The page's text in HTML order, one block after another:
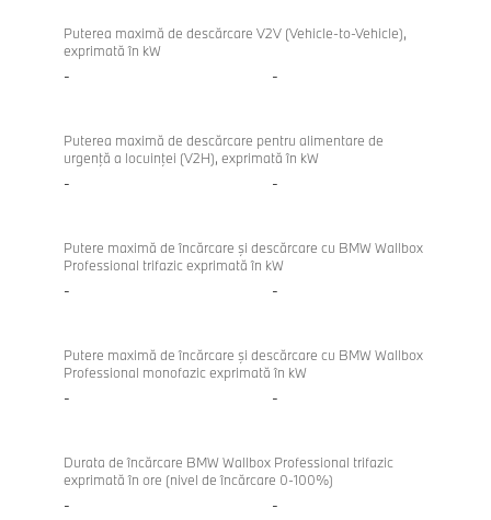
Puterea maximă de descărcare V2V (Vehicle-to-Vehicle),
exprimată în kW
- -
Puterea maximă de descărcare pentru alimentare de
urgenţă a locuinţei (V2H), exprimată în kW
- -
Putere maximă de încărcare şi descărcare cu BMW Wallbox
Professional trifazic exprimată în kW
- -
Putere maximă de încărcare şi descărcare cu BMW Wallbox
Professional monofazic exprimată în kW
- -
Durata de încărcare BMW Wallbox Professional trifazic
exprimată în ore (nivel de încărcare 0-100%)
- -